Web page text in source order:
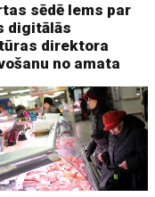
sēdē lems par
digitālās
direktora
no amata